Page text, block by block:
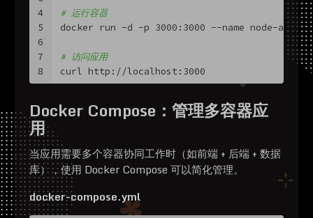
4
5
6
7
8
# 运行容器
docker run -d -p 3000:3000 --name node-app
# 访问应用
curl http://localhost:3000
Docker Compose：管理多容器应
用
当应用需要多个容器协同工作时（如前端 + 后端 + 数据
库），使用 Docker Compose 可以简化管理。
docker-compose.yml